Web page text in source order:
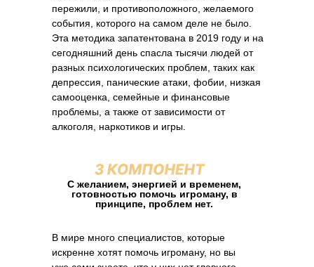
пережили, и противоположного, желаемого
события, которого на самом деле не было.
Эта методика запатентована в 2019 году и на
сегодняшний день спасла тысячи людей от
разных психологических проблем, таких как
депрессия, панические атаки, фобии, низкая
самооценка, семейные и финансовые
проблемы, а также от зависимости от
алкоголя, наркотиков и игры.
В мире много специалистов, которые
искренне хотят помочь игроману, но вы
С желанием, энергией и временем,
готовностью помочь игроману, в
принципе, проблем нет.